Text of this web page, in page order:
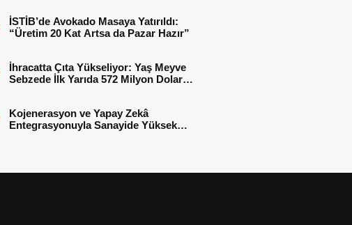
İSTİB’de Avokado Masaya Yatırıldı:
“Üretim 20 Kat Artsa da Pazar Hazır”
İhracatta Çıta Yükseliyor: Yaş Meyve
Sebzede İlk Yarıda 572 Milyon Dolar
Kojenerasyon ve Yapay Zekâ
Entegrasyonuyla Sanayide Yüksek